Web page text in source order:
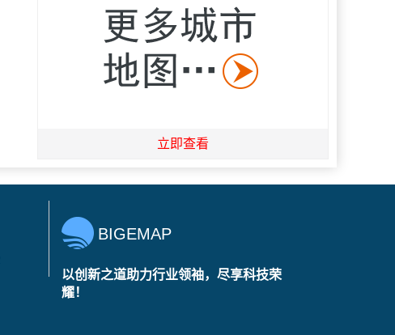
立即查看
BIGEMAP
以创新之道助力行业领袖，尽享科技荣
耀！